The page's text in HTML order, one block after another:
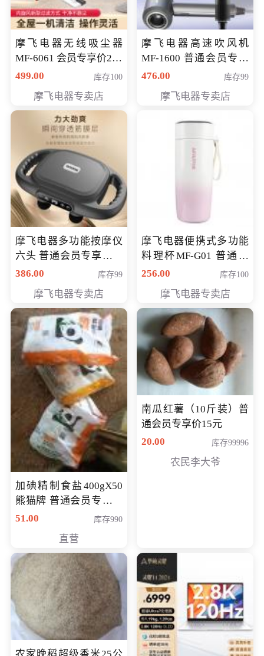
摩飞电器无线吸尘器
MF-6061 会员专享价299
元
499.00 库存100
摩飞电器专卖店
摩飞电器高速吹风机
MF-1600 普通会员专享
价298元
476.00 库存99
摩飞电器专卖店
摩飞电器多功能按摩仪
六头 普通会员专享价格
199元
386.00 库存99
摩飞电器专卖店
摩飞电器便携式多功能
料理杯MF-G01 普通会
员专享价格118元
256.00 库存100
摩飞电器专卖店
加碘精制食盐400gX50
熊猫牌 普通会员专享价
格50元
51.00 库存990
直营
南瓜红薯（10斤装）普
通会员专享价15元
20.00
库存99996
农民李大爷